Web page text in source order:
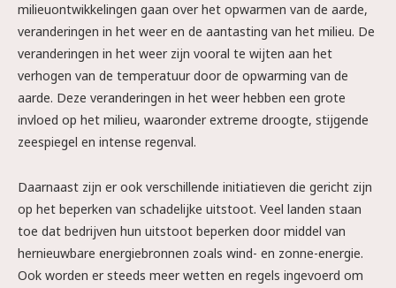
milieuontwikkelingen gaan over het opwarmen van de aarde,
veranderingen in het weer en de aantasting van het milieu. De
veranderingen in het weer zijn vooral te wijten aan het
verhogen van de temperatuur door de opwarming van de
aarde. Deze veranderingen in het weer hebben een grote
invloed op het milieu, waaronder extreme droogte, stijgende
zeespiegel en intense regenval.
Daarnaast zijn er ook verschillende initiatieven die gericht zijn
op het beperken van schadelijke uitstoot. Veel landen staan
toe dat bedrijven hun uitstoot beperken door middel van
hernieuwbare energiebronnen zoals wind- en zonne-energie.
Ook worden er steeds meer wetten en regels ingevoerd om